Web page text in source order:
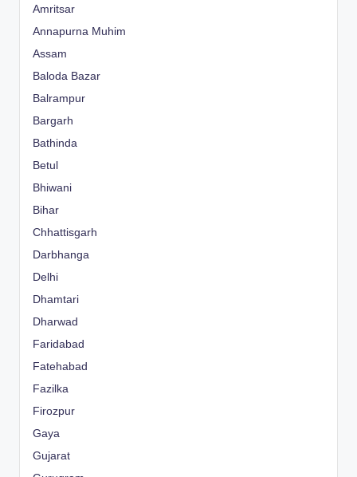
Amritsar
Annapurna Muhim
Assam
Baloda Bazar
Balrampur
Bargarh
Bathinda
Betul
Bhiwani
Bihar
Chhattisgarh
Darbhanga
Delhi
Dhamtari
Dharwad
Faridabad
Fatehabad
Fazilka
Firozpur
Gaya
Gujarat